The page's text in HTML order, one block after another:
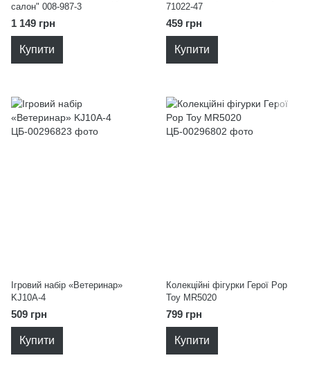
салон" 008-987-3
1 149 грн
Купити
71022-47
459 грн
Купити
Ігровий набір «Ветеринар»
KJ10A-4
509 грн
Купити
Колекційні фігурки Герої Pop
Toy MR5020
799 грн
Купити